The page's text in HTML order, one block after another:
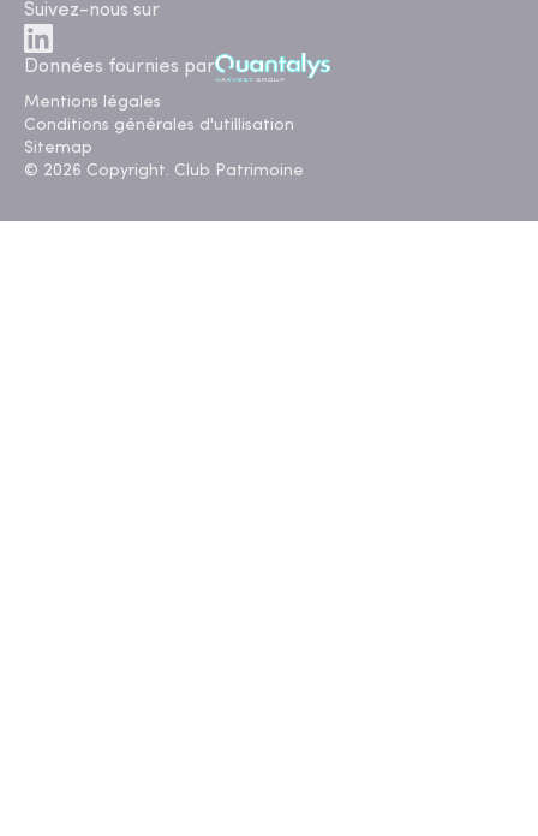
Suivez-nous sur
Données fournies par
Mentions légales
Conditions générales d'utillisation
Sitemap
© 2026 Copyright. Club Patrimoine